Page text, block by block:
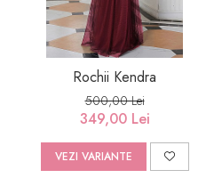
Rochii Kendra
500,00 Lei
349,00 Lei
VEZI VARIANTE